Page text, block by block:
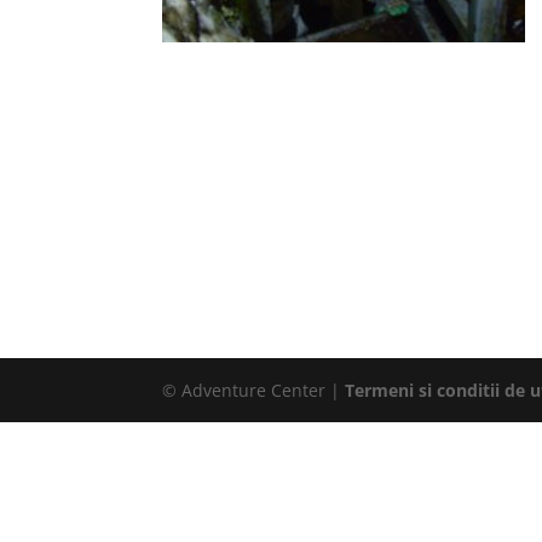
© Adventure Center |Termeni si conditii de